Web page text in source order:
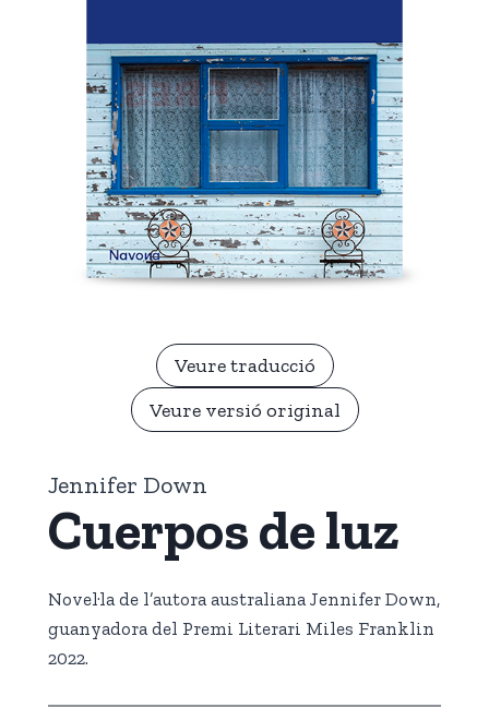
Veure traducció
Veure versió original
Jennifer Down
Cuerpos de luz
Novel·la de l’autora australiana Jennifer Down,
guanyadora del Premi Literari Miles Franklin
2022.